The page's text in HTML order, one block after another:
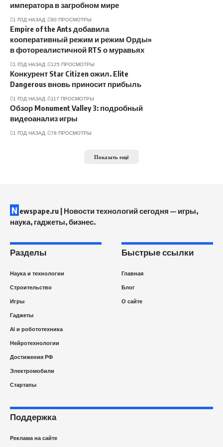
императора в загробном мире
1 ГОД НАЗАД 90 ПРОСМОТРЫ
Empire of the Ants добавила
кооперативный режим и режим Орды»
в фотореалистичной RTS о муравьях
1 ГОД НАЗАД 125 ПРОСМОТРЫ
Конкурент Star Citizen ожил. Elite
Dangerous вновь приносит прибыль
1 ГОД НАЗАД 117 ПРОСМОТРЫ
Обзор Monument Valley 3: подробный
видеоанализ игры
1 ГОД НАЗАД 78 ПРОСМОТРЫ
Показать ещё
N ewspape.ru | Новости технологий сегодня — игры,
наука, гаджеты, бизнес.
Разделы
Наука и технологии
Строительство
Игры
Гаджеты
AI и робототехника
Нейротехнологии
Достижения РФ
Электромобили
Стартапы
Быстрые ссылки
Главная
Блог
О сайте
Поддержка
Реклама на сайте